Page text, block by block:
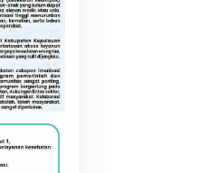
ATR/BPN Pantau Tanah
Ulayat Langgam, Sertipikat
HPL Dikebut Demi Lindungi
Hak Masyarakat Adat